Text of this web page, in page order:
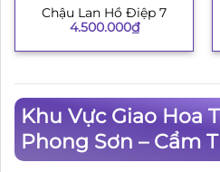
Chậu Lan Hồ Điệp 7
4.500.000₫
Khu Vực Giao Hoa
Phong Sơn – Cẩm